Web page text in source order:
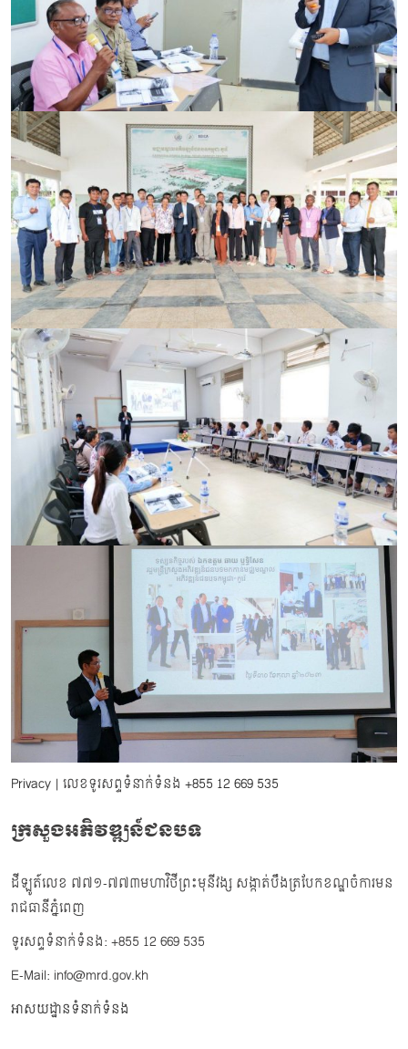
Privacy | លេខទូរសព្ទទំនាក់ទំនង +855 12 669 535
ក្រសួងអភិវឌ្ឍន៍ជនបទ
ដីឡូត៍លេខ ៧៧១-៧៧៣មហាវិថីព្រះមុនីវង្ស សង្កាត់បឹងត្របែកខណ្ឌចំការមន
រាជធានីភ្នំពេញ
ទូរសព្ទទំនាក់ទំនង: +855 12 669 535
E-Mail: info@mrd.gov.kh
អាសយដ្ឋានទំនាក់ទំនង